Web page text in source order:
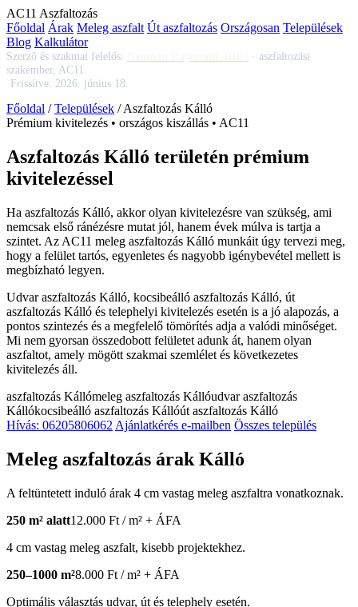
AC11 Aszfaltozás
Főoldal Árak Meleg aszfalt Út aszfaltozás Országosan Települések
Blog Kalkulátor
Szerző és szakmai felelős: · aszfaltozási
szakember, AC11
Frissítve: 2026. június 18.
Főoldal /Települések /Aszfaltozás Kálló
Prémium kivitelezés • országos kiszállás • AC11
Aszfaltozás Kálló területén prémium
kivitelezéssel
Ha aszfaltozás Kálló, akkor olyan kivitelezésre van szükség, ami
nemcsak első ránézésre mutat jól, hanem évek múlva is tartja a
szintet. Az AC11 meleg aszfaltozás Kálló munkáit úgy tervezi meg,
hogy a felület tartós, egyenletes és nagyobb igénybevétel mellett is
megbízható legyen.
Udvar aszfaltozás Kálló, kocsibeálló aszfaltozás Kálló, út
aszfaltozás Kálló és telephelyi kivitelezés esetén is a jó alapozás, a
pontos szintezés és a megfelelő tömörítés adja a valódi minőséget.
Mi nem gyorsan összedobott felületet adunk át, hanem olyan
aszfaltot, amely mögött szakmai szemlélet és következetes
kivitelezés áll.
aszfaltozás Kállómeleg aszfaltozás Kállóudvar aszfaltozás
Kállókocsibeálló aszfaltozás Kállóút aszfaltozás Kálló
Hívás: 06205806062 Ajánlatkérés e-mailben Összes település
Meleg aszfaltozás árak Kálló
A feltüntetett induló árak 4 cm vastag meleg aszfaltra vonatkoznak.
250 m² alatt12.000 Ft / m² + ÁFA
4 cm vastag meleg aszfalt, kisebb projektekhez.
250–1000 m²8.000 Ft / m² + ÁFA
Optimális választás udvar, út és telephely esetén.